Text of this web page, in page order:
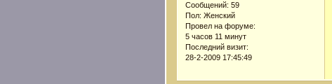
Сообщений: 59
Пол: Женский
Провел на форуме:
5 часов 11 минут
Последний визит:
28-2-2009 17:45:49